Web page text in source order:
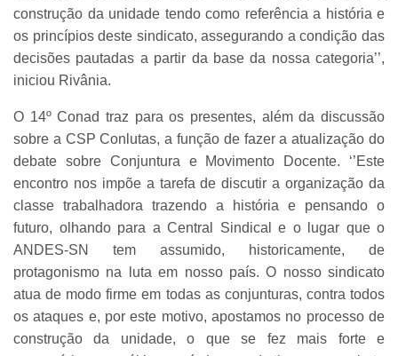
construção da unidade tendo como referência a história e
os princípios deste sindicato, assegurando a condição das
decisões pautadas a partir da base da nossa categoria’’,
iniciou Rivânia.
O 14º Conad traz para os presentes, além da discussão
sobre a CSP Conlutas, a função de fazer a atualização do
debate sobre Conjuntura e Movimento Docente. ‘’Este
encontro nos impõe a tarefa de discutir a organização da
classe trabalhadora trazendo a história e pensando o
futuro, olhando para a Central Sindical e o lugar que o
ANDES-SN tem assumido, historicamente, de
protagonismo na luta em nosso país. O nosso sindicato
atua de modo firme em todas as conjunturas, contra todos
os ataques e, por este motivo, apostamos no processo de
construção da unidade, o que se fez mais forte e